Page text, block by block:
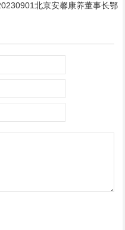
北京安馨康养董事长鄂